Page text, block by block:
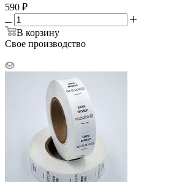
590 ₽
В корзину
Свое производство